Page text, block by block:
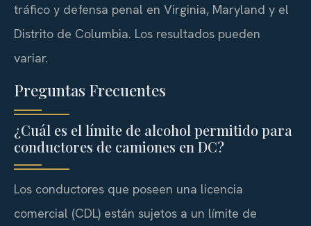
tráfico y defensa penal en Virginia, Maryland y el
Distrito de Columbia. Los resultados pueden
variar.
Preguntas Frecuentes
¿Cuál es el límite de alcohol permitido para
conductores de camiones en DC?
Los conductores que poseen una licencia
comercial (CDL) están sujetos a un límite de